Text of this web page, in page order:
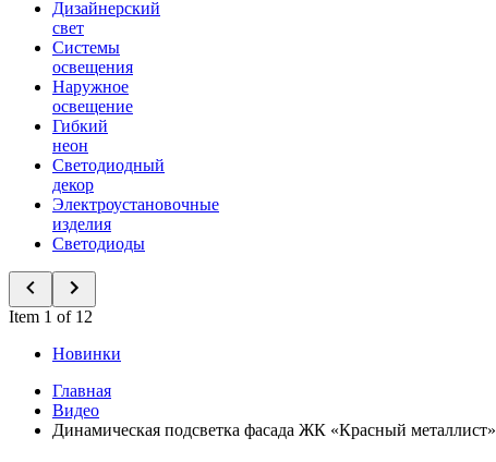
Дизайнерский
свет
Системы
освещения
Наружное
освещение
Гибкий
неон
Светодиодный
декор
Электроустановочные
изделия
Светодиоды
Item 1 of 12
Новинки
Главная
Видео
Динамическая подсветка фасада ЖК «Красный металлист»